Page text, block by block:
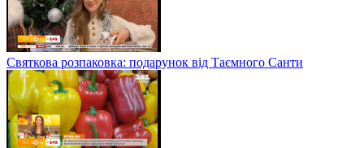
Святкова розпаковка: подарунок від Таємного Санти